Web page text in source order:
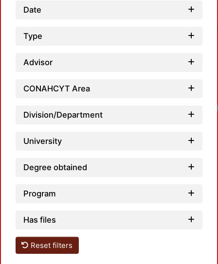
Date
Type
Advisor
CONAHCYT Area
Division/Department
University
Degree obtained
Program
Has files
Reset filters